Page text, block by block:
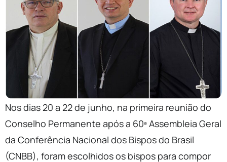
Nos dias 20 a 22 de junho, na primeira reunião do
Conselho Permanente após a 60ª Assembleia Geral
da Conferência Nacional dos Bispos do Brasil
(CNBB), foram escolhidos os bispos para compor